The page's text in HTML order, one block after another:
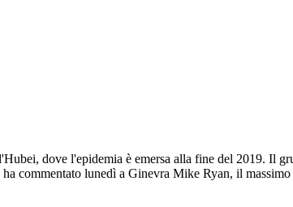
dove l'epidemia è emersa alla fine del 2019. Il
commentato lunedì a Ginevra Mike Ryan, il